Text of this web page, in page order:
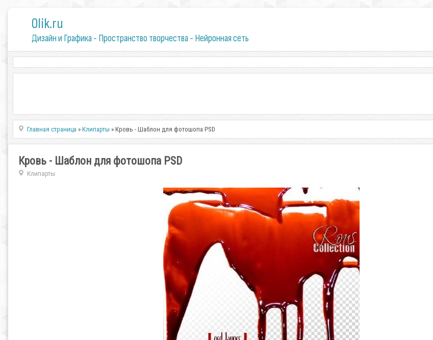
0lik.ru
Дизайн и Графика - Пространство творчества - Нейронная сеть
Главная страница »Клипарты » Кровь - Шаблон для фотошопа PSD
Кровь - Шаблон для фотошопа PSD
Клипарты